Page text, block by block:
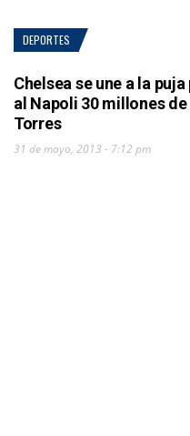
DEPORTES
Chelsea se une a la
al Napoli 30 millones
Torres
31 de mayo, 2013 - 7:12 pm